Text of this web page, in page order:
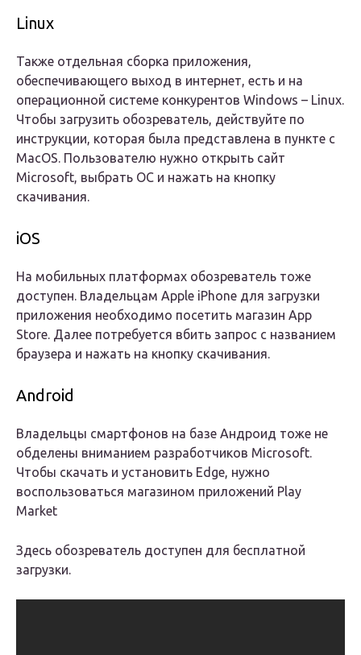
Linux
Также отдельная сборка приложения,
обеспечивающего выход в интернет, есть и на
операционной системе конкурентов Windows – Linux.
Чтобы загрузить обозреватель, действуйте по
инструкции, которая была представлена в пункте с
MacOS. Пользователю нужно открыть сайт
Microsoft, выбрать ОС и нажать на кнопку
скачивания.
iOS
На мобильных платформах обозреватель тоже
доступен. Владельцам Apple iPhone для загрузки
приложения необходимо посетить магазин App
Store. Далее потребуется вбить запрос с названием
браузера и нажать на кнопку скачивания.
Android
Владельцы смартфонов на базе Андроид тоже не
обделены вниманием разработчиков Microsoft.
Чтобы скачать и установить Edge, нужно
воспользоваться магазином приложений Play
Market
Здесь обозреватель доступен для бесплатной
загрузки.